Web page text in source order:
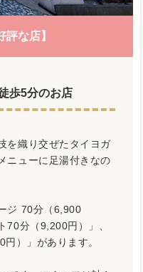
評な店】
歩5分のお店
を織り交ぜたタイヨガ
ニューに足湯付きなの
ジ 70分（6,900
70分（9,200円）」、
）」があります。